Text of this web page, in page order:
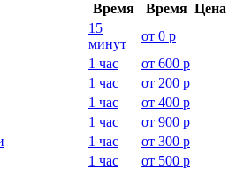
Время Время Цена
15
минут
от 0 р
1 час от 600 р
1 час от 200 р
1 час от 400 р
1 час от 900 р
1 час от 300 р
1 час от 500 р